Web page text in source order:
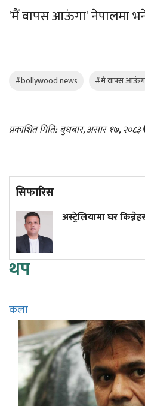
'मैं वापस आऊंगा' नेपालमा
#bollywood news #मैं वापस
प्रकाशित मिति: बुधबार, असार १७, २०८३
सिफारिस
घर किन्नेहरूलाई ऋण मिलाइदिने
थप
कला